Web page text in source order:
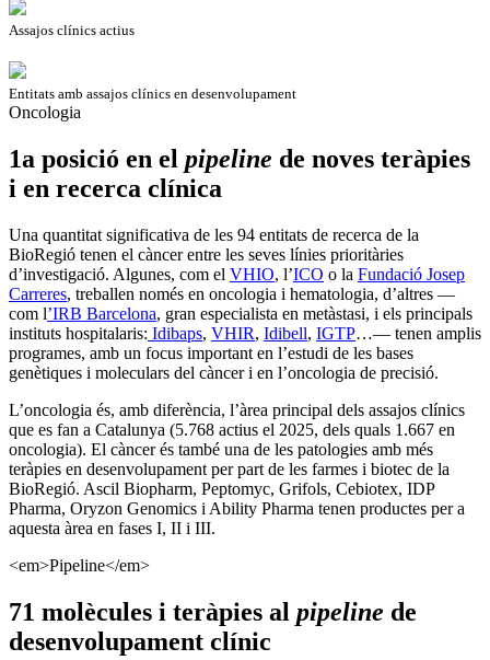
Assajos clínics actius
Entitats amb assajos clínics en desenvolupament
Oncologia
1a posició en el pipeline de noves teràpies
i en recerca clínica
Una quantitat significativa de les 94 entitats de recerca de la
BioRegió tenen el càncer entre les seves línies prioritàries
d’investigació. Algunes, com el VHIO, l’ICO o la Fundació Josep
Carreres, treballen només en oncologia i hematologia, d’altres —
com l’IRB Barcelona, gran especialista en metàstasi, i els principals
instituts hospitalaris: Idibaps, VHIR, Idibell, IGTP…— tenen amplis
programes, amb un focus important en l’estudi de les bases
genètiques i moleculars del càncer i en l’oncologia de precisió.​
L’oncologia és, amb diferència, l’àrea principal dels assajos clínics
que es fan a Catalunya (5.768 actius el 2025, dels quals 1.667 en
oncologia). El càncer és també una de les patologies amb més
teràpies en desenvolupament per part de les farmes i biotec de la
BioRegió. Ascil Biopharm, Peptomyc, Grifols, Cebiotex, IDP
Pharma, Oryzon Genomics i Ability Pharma tenen productes per a
aquesta àrea en fases I, II i III.
<em>Pipeline</em>
71 molècules i teràpies al pipeline de
desenvolupament clínic